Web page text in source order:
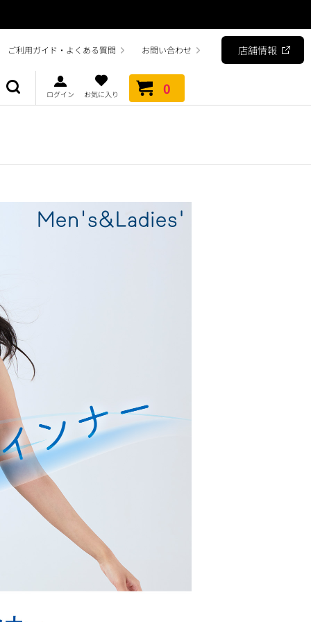
ご利用ガイド・よくある質問 お問い合わせ 店舗情報
ログイン お気に入り 0